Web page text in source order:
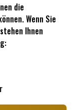
die
Wenn Sie
Ihnen